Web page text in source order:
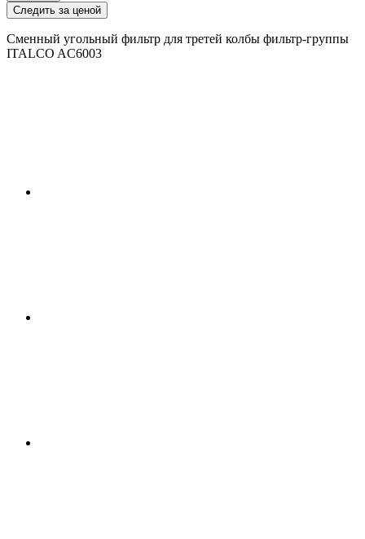
Следить за ценой
Сменный угольный фильтр для третей колбы фильтр-группы
ITALCO AC6003